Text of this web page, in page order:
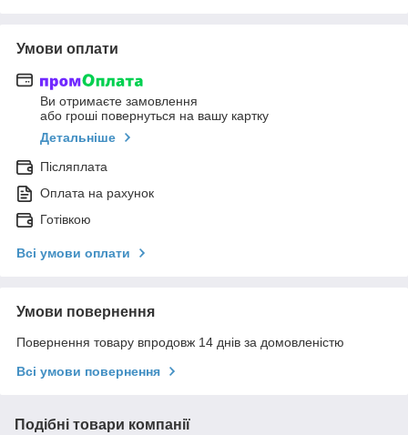
Умови оплати
Ви отримаєте замовлення
або гроші повернуться на вашу картку
Детальніше
Післяплата
Оплата на рахунок
Готівкою
Всі умови оплати
Умови повернення
Повернення товару впродовж 14 днів за домовленістю
Всі умови повернення
Подібні товари компанії